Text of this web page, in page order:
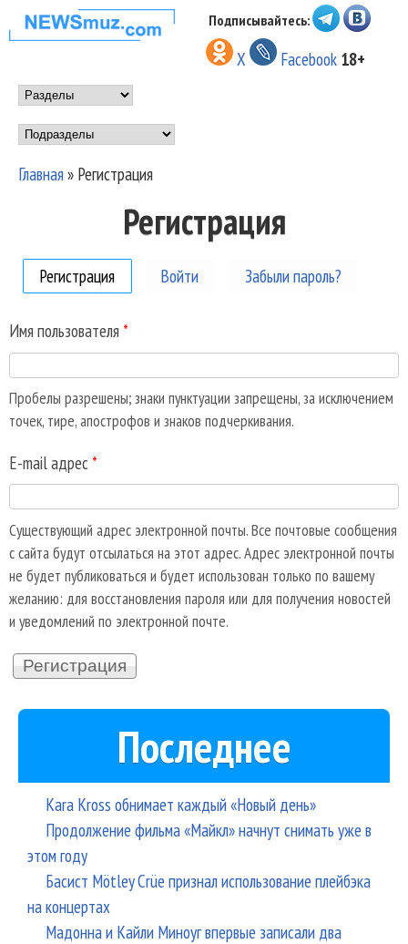
Перейти к основному
содержанию
НОВОСТИ
МУЗЫКИ И
ШОУ БИЗНЕСА
NEWSMUZ.COM
Подписывайтесь:
X Facebook 18+
Main menu
Подразделы
Главная» Регистрация
Регистрация
Регистрация (активная вкладка)
Войти Забыли пароль?
Имя пользователя *
Пробелы разрешены; знаки пунктуации запрещены, за исключением
точек, тире, апострофов и знаков подчеркивания.
E-mail адрес *
Существующий адрес электронной почты. Все почтовые сообщения
с сайта будут отсылаться на этот адрес. Адрес электронной почты
не будет публиковаться и будет использован только по вашему
желанию: для восстановления пароля или для получения новостей
и уведомлений по электронной почте.
Последнее
Kara Kross обнимает каждый «Новый день»
Продолжение фильма «Майкл» начнут снимать уже в
этом году
Басист Mötley Crüe признал использование плейбэка
на концертах
Мадонна и Кайли Миноуг впервые записали два